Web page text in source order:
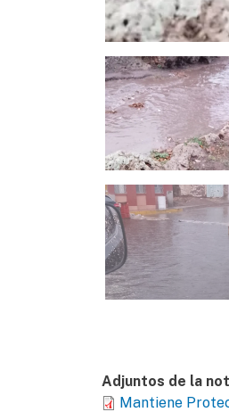
Adjuntos de la
Mantiene